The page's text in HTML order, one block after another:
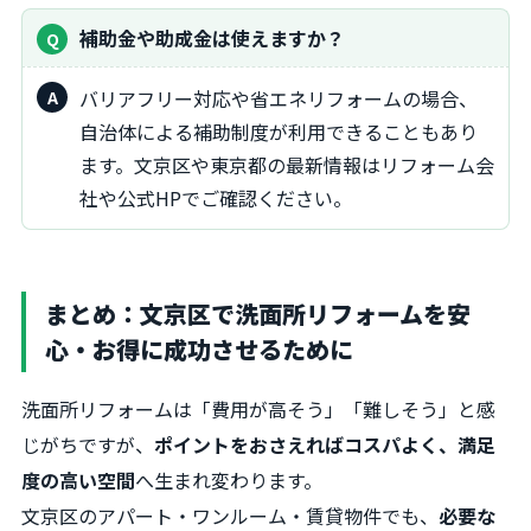
補助金や助成金は使えますか？
バリアフリー対応や省エネリフォームの場合、
自治体による補助制度が利用できることもあり
ます。文京区や東京都の最新情報はリフォーム会
社や公式HPでご確認ください。
まとめ：文京区で洗面所リフォームを安
心・お得に成功させるために
洗面所リフォームは「費用が高そう」「難しそう」と感
じがちですが、 ポイントをおさえればコスパよく、満足
度の高い空間へ生まれ変わります。
文京区のアパート・ワンルーム・賃貸物件でも、 必要な